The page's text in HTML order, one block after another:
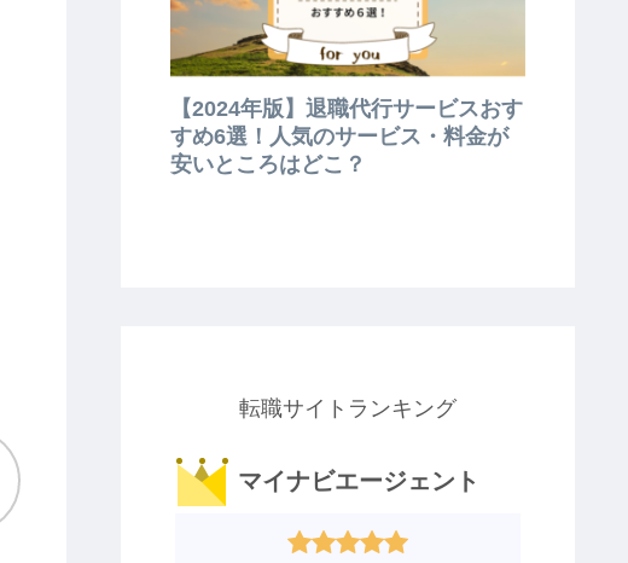
【2024年版】退職代行サービスおす
すめ6選！人気のサービス・料金が
安いところはどこ？
転職サイトランキング
マイナビエージェント